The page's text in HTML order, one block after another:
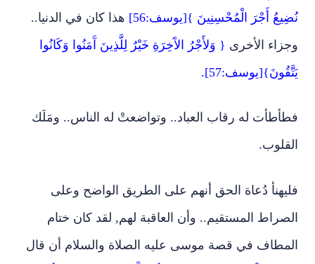
نُضِيعُ أَجْرَ الْمُحْسِنِينَ }[يوسف:56]
هذا كان في الدنيا..
وجزاء الأخرى { وَلأَجْرُ الآَخِرَةِ خَيْرٌ لِلَّذِينَ آَمَنُوا وَكَانُوا
يَتَّقُونَ}[يوسف:57].
فطأطأت له رقاب العباد.. وتواضعتْ له الناس.. ومَلَك
القلوب.
فليهنأ دُعاة الحق أنهم على الطريق الواضح وعلى
الصراط المستقيم.. وأن العاقبة لهم, لقد كان ختام
المطاف في قصة موسى عليه الصلاة والسلام أن قال